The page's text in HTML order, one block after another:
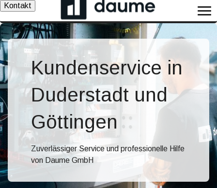
Kontakt
Kundenservice in
Duderstadt und
Göttingen
Zuverlässiger Service und professionelle Hilfe
von Daume GmbH